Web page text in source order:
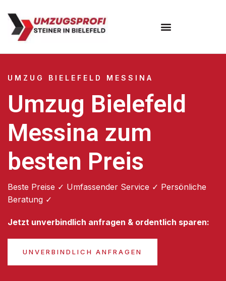
UMZUG BIELEFELD MESSINA
Umzug Bielefeld
Messina zum
besten Preis
Beste Preise ✓ Umfassender Service ✓ Persönliche
Beratung ✓
Jetzt unverbindlich anfragen & ordentlich sparen:
UNVERBINDLICH ANFRAGEN